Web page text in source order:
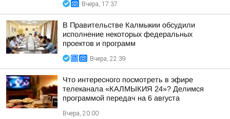
Вчера, 17:37
В Правительстве Калмыкии обсудили
исполнение некоторых федеральных
проектов и программ
Вчера, 22:39
Что интересного посмотреть в эфире
телеканала «КАЛМЫКИЯ 24»? Делимся
программой передач на 6 августа
Вчера, 20:00